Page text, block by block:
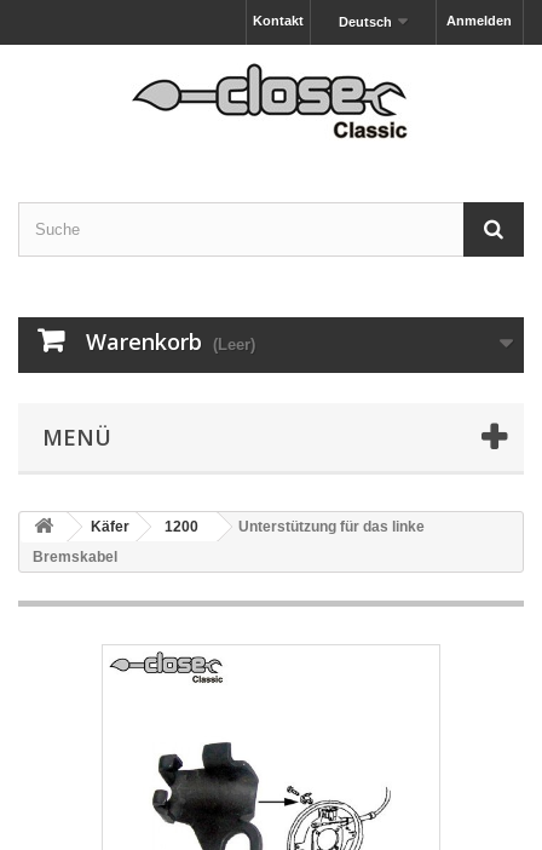
Anmelden
Deutsch
Kontakt
Warenkorb (Leer)
MENÜ
Käfer 1200
Unterstützung für das linke
Bremskabel